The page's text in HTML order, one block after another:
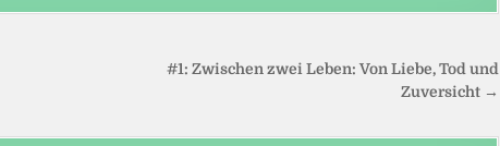
#1: Zwischen zwei Leben: Von Liebe, Tod und
Zuversicht →